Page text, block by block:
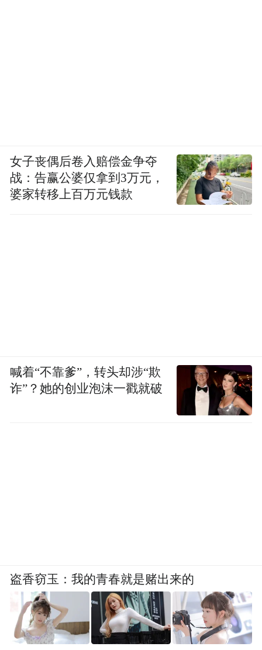
女子丧偶后卷入赔偿金争夺
战：告赢公婆仅拿到3万元，
婆家转移上百万元钱款
喊着“不靠爹”，转头却涉“欺
诈”？她的创业泡沫一戳就破
盗香窃玉：我的青春就是赌出来的